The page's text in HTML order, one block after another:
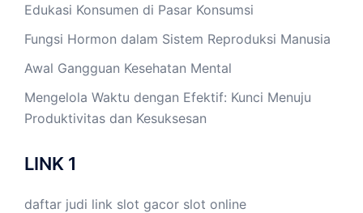
Edukasi Konsumen di Pasar Konsumsi
Fungsi Hormon dalam Sistem Reproduksi Manusia
Awal Gangguan Kesehatan Mental
Mengelola Waktu dengan Efektif: Kunci Menuju
Produktivitas dan Kesuksesan
LINK 1
daftar judi link slot gacor slot online